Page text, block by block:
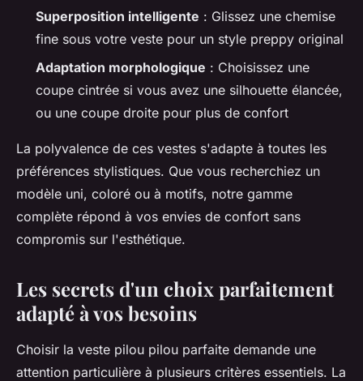
Superposition intelligente : Glissez une chemise
fine sous votre veste pour un style preppy original
Adaptation morphologique : Choisissez une
coupe cintrée si vous avez une silhouette élancée,
ou une coupe droite pour plus de confort
La polyvalence de ces vestes s'adapte à toutes les
préférences stylistiques. Que vous recherchiez un
modèle uni, coloré ou à motifs, notre gamme
complète répond à vos envies de confort sans
compromis sur l'esthétique.
Les secrets d'un choix parfaitement
adapté à vos besoins
Choisir la veste pilou pilou parfaite demande une
attention particulière à plusieurs critères essentiels. La